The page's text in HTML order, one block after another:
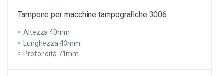
Tampone per macchine tampografiche 3006
Altezza 40mm
Lunghezza 43mm
Profondità 71mm